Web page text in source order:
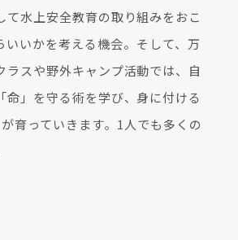
水上安全教育の取り組みをおこ
いかを考える機会。そして、万
スや野外キャンプ活動では、自
」を守る術を学び、身に付ける
育っていきます。1人でも多くの